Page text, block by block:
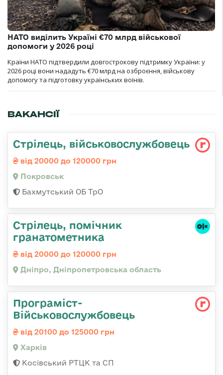
НАТО виділить Україні €70 млрд військової
допомоги у 2026 році
Країни НАТО підтвердили довгострокову підтримку України: у
2026 році вони нададуть €70 млрд на озброєння, військову
допомогу та підготовку українських воїнів.
ВАКАНСІЇ
Стрілець, військовослужбовець
від 20000 до 120000 грн
Покровськ
Бахмутський ОБ ТрО
Стрілець, помічник
гранатометника
від 20000 до 120000 грн
Дніпро, Дніпропетровська область
Програміст-
Військовослужбовець
від 20100 до 125000 грн
Харків
Косівський РТЦК та СП